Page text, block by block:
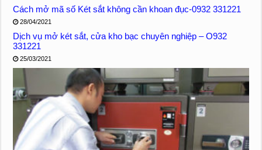
Cách mở mã số Két sắt không cần khoan đục-0932 331221
28/04/2021
Dịch vụ mở két sắt, cửa kho bạc chuyên nghiệp – O932
331221
25/03/2021